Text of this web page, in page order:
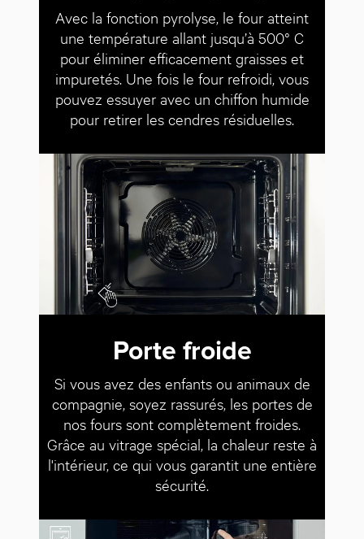
Avec la fonction pyrolyse, le four atteint
une température allant jusqu’à 500° C
pour éliminer efficacement graisses et
impuretés. Une fois le four refroidi, vous
pouvez essuyer avec un chiffon humide
pour retirer les cendres résiduelles.
Porte froide
Si vous avez des enfants ou animaux de
compagnie, soyez rassurés, les portes de
nos fours sont complètement froides.
Grâce au vitrage spécial, la chaleur reste à
l'intérieur, ce qui vous garantit une entière
sécurité.